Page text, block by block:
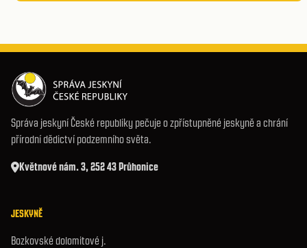
Správa jeskyní České republiky pečuje o zpřístupněné jeskyně a chrání
přírodní dědictví podzemního světa.
Květnové nám. 3, 252 43 Průhonice
JESKYNĚ
Bozkovské dolomitové j.